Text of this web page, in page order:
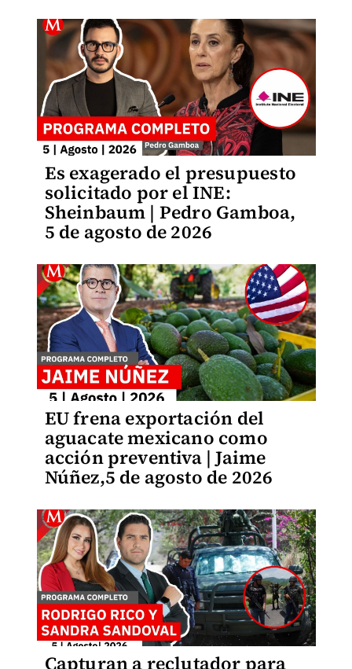
Es exagerado el presupuesto
solicitado por el INE:
Sheinbaum | Pedro Gamboa,
5 de agosto de 2026
EU frena exportación del
aguacate mexicano como
acción preventiva | Jaime
Núñez,5 de agosto de 2026
Capturan a reclutador para